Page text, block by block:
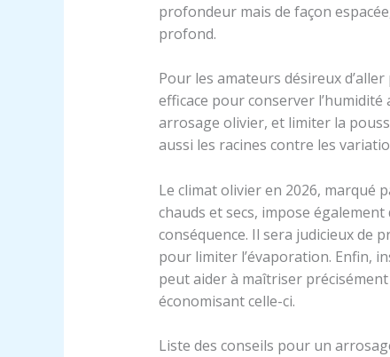
profondeur mais de façon
profond.
Pour les amateurs désireux
efficace pour conserver l’humidité
arrosage olivier, et limiter la
aussi les racines contre les
Le climat olivier en 2026, marqué
chauds et secs, impose
conséquence. Il sera judicieux de
pour limiter l’évaporation. Enfin,
peut aider à maîtriser
économisant celle-ci.
Liste des conseils pour un